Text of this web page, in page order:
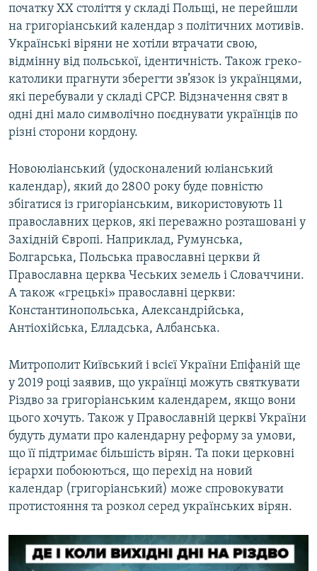
початку ХХ століття у складі Польщі, не перейшли
на григоріанський календар з політичних мотивів.
Українські віряни не хотіли втрачати свою,
відмінну від польської, ідентичність. Також греко-
католики прагнути зберегти зв’язок із українцями,
які перебували у складі СРСР. Відзначення свят в
одні дні мало символічно поєднувати українців по
різні сторони кордону.
Новоюліанський (удосконалений юліанський
календар), який до 2800 року буде повністю
збігатися із григоріанським, використовують 11
православних церков, які переважно розташовані у
Західній Європі. Наприклад, Румунська,
Болгарська, Польська православні церкви й
Православна церква Чеських земель і Словаччини.
А також «грецькі» православні церкви:
Константинопольська, Александрійська,
Антіохійська, Елладська, Албанська.
Митрополит Київський і всієї України Епіфаній ще
у 2019 році заявив, що українці можуть святкувати
Різдво за григоріанським календарем, якщо вони
цього хочуть. Також у Православній церкві України
будуть думати про календарну реформу за умови,
що її підтримає більшість вірян. Та поки церковні
ієрархи побоюються, що перехід на новий
календар (григоріанський) може спровокувати
протистояння та розкол серед українських вірян.